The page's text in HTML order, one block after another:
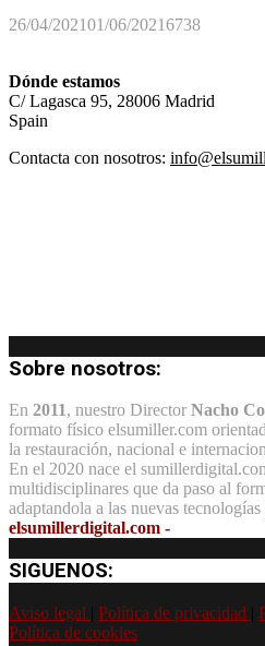
26/04/202101/06/20216738
Dónde estamos
C/ Lagasca 95, 28006 Madrid
Spain
Contacta con nosotros:
Sobre nosotros:
En 2011, nuestro Director Nacho
formato físico elsumiller.com
la restauración, nacional e
En el 2020 nace el
multidisciplinares que da paso al
adaptandola a las nuevas
elsumillerdigital.com -
SIGUENOS:
Aviso legal Política de privacidad
Política de cookies